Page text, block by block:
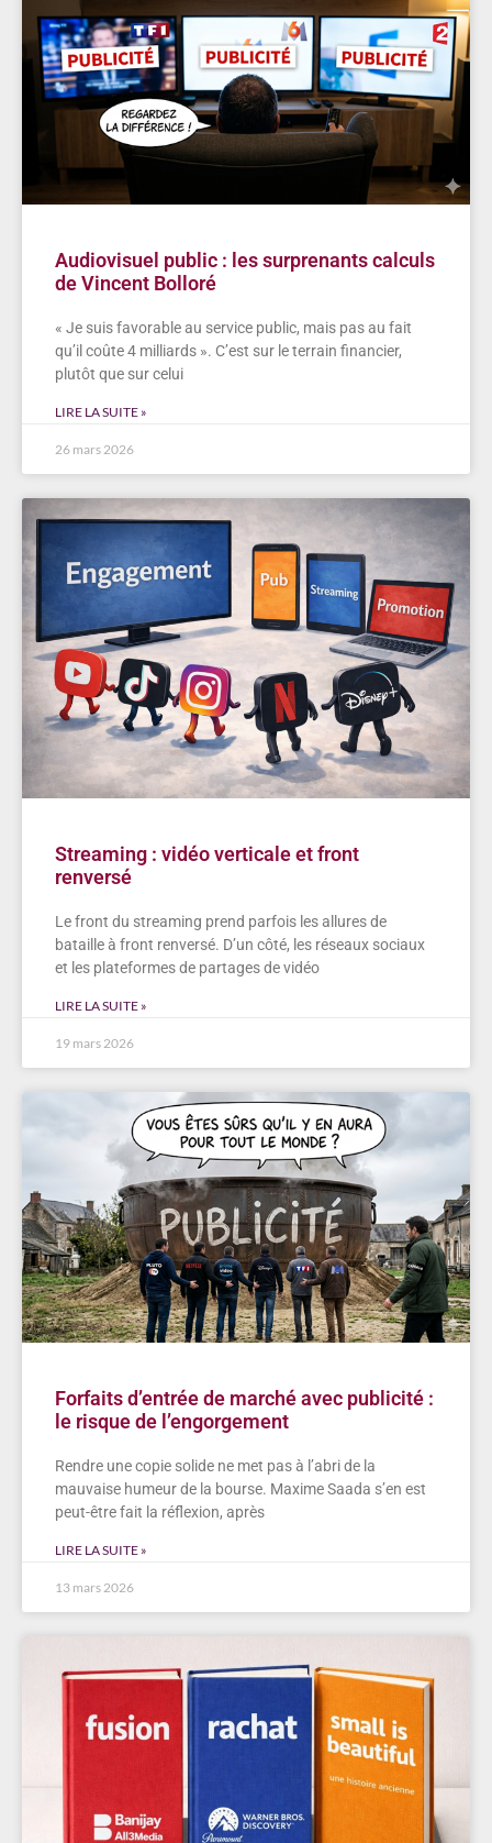
Audiovisuel public : les surprenants calculs
de Vincent Bolloré
« Je suis favorable au service public, mais pas au fait
qu’il coûte 4 milliards ». C’est sur le terrain financier,
plutôt que sur celui
LIRE LA SUITE »
26 mars 2026
Streaming : vidéo verticale et front
renversé
Le front du streaming prend parfois les allures de
bataille à front renversé. D’un côté, les réseaux sociaux
et les plateformes de partages de vidéo
LIRE LA SUITE »
19 mars 2026
Forfaits d’entrée de marché avec publicité :
le risque de l’engorgement
Rendre une copie solide ne met pas à l’abri de la
mauvaise humeur de la bourse. Maxime Saada s’en est
peut-être fait la réflexion, après
LIRE LA SUITE »
13 mars 2026